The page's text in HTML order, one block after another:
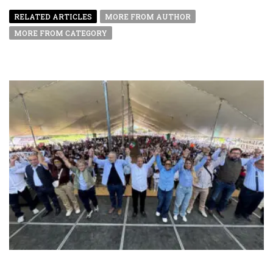
RELATED ARTICLES
MORE FROM AUTHOR
MORE FROM CATEGORY